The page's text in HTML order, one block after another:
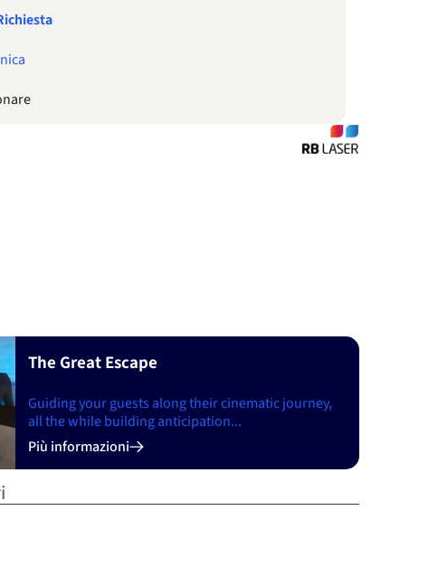
The Great Escape
Guiding your guests along their cinematic journey,
all the while building anticipation...
Più informazioni